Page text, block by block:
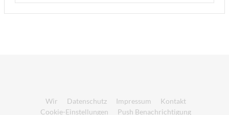
Wir Datenschutz Impressum
Kontakt
Cookie-Einstellungen
Push Benachrichtigung